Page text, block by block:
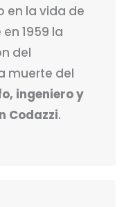
en la vida de
1959 la
del
muerte del
ingeniero y
Codazzi.